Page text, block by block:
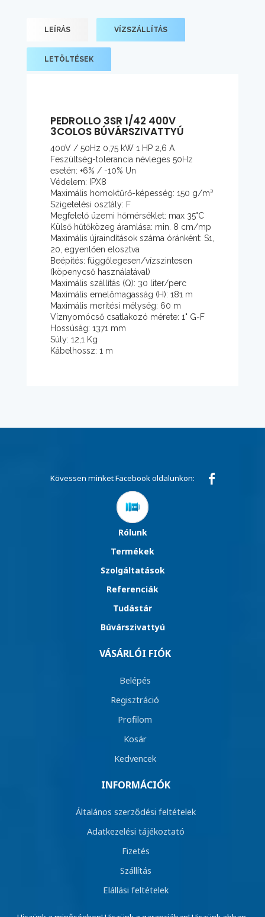
LEÍRÁS VÍZSZÁLLÍTÁS
LETÖLTÉSEK
PEDROLLO 3SR 1/42 400V
3COLOS BÚVÁRSZIVATTYÚ
400V / 50Hz 0,75 kW 1 HP 2,6 A
Feszültség-tolerancia névleges 50Hz
esetén: +6% / -10% Un
Védelem: IPX8
Maximális homoktűrő-képesség: 150 g/m³
Szigetelési osztály: F
Megfelelő üzemi hőmérséklet: max 35°C
Külső hűtőközeg áramlása: min. 8 cm/mp
Maximális újraindítások száma óránként: S1,
20, egyenlően elosztva
Beépítés: függőlegesen/vízszintesen
(köpenycső használatával)
Maximális szállítás (Q): 30 liter/perc
Maximális emelőmagasság (H): 181 m
Maximális merítési mélység: 60 m
Víznyomócső csatlakozó mérete: 1" G-F
Hossúság: 1371 mm
Súly: 12,1 Kg
Kábelhossz: 1 m
Kövessen minket Facebook oldalunkon:
Rólunk
Termékek
Szolgáltatások
Referenciák
Tudástár
Búvárszivattyú
VÁSÁRLÓI FIÓK
Belépés
Regisztráció
Profilom
Kosár
Kedvencek
INFORMÁCIÓK
Általános szerződési feltételek
Adatkezelési tájékoztató
Fizetés
Szállítás
Elállási feltételek